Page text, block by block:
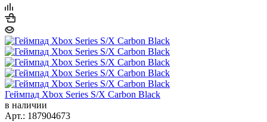
Геймпад Xbox Series S/X Carbon Black
в наличии
Арт.: 187904673